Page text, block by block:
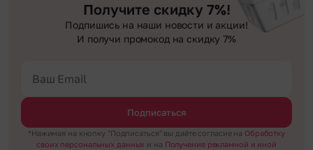
Получите скидку 7%!
Подпишись на наши новости и акции!
И получи промокод на скидку 7%
Подписаться
*Нажимая на кнопку "Подписаться" вы даёте согласие на Обработку
своих персональных данных и на Получение рекламной и иной